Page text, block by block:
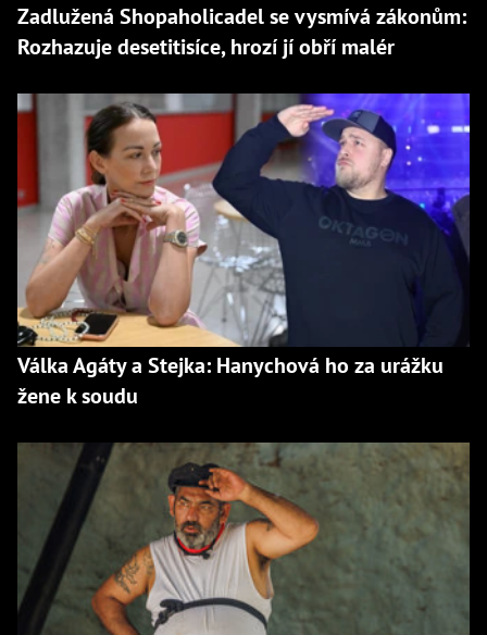
Zadlužená Shopaholicadel se vysmívá zákonům:
Rozhazuje desetitisíce, hrozí jí obří malér
Válka Agáty a Stejka: Hanychová ho za urážku
žene k soudu